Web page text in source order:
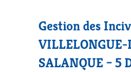
Gestion des
SALANQUE – 5